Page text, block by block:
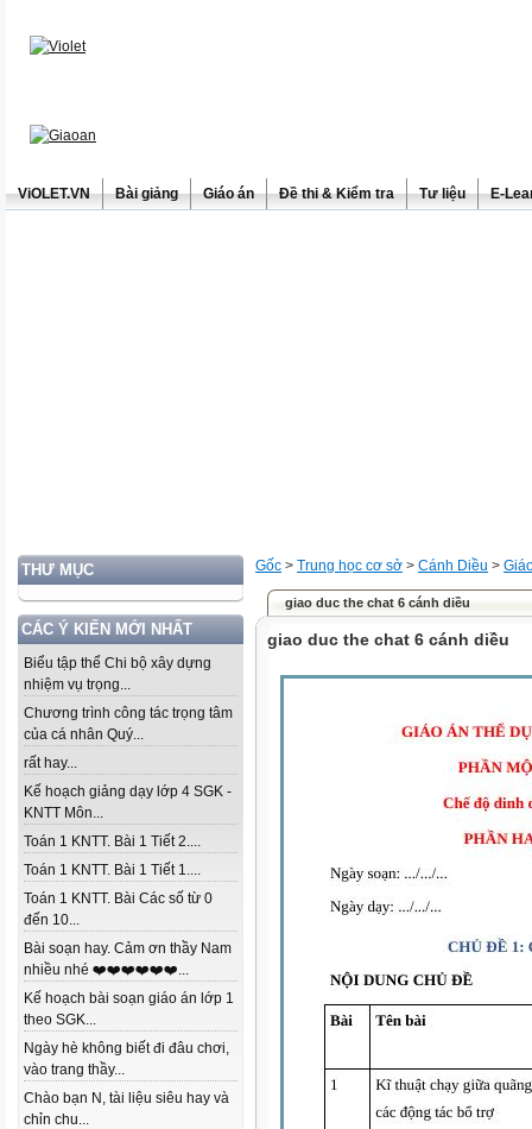
ViOLET.VN Bài giảng Giáo án Đề thi & Kiểm tra Tư liệu E-
THƯ MỤC
CÁC Ý KIẾN MỚI NHẤT
Biểu tập thể Chi bộ xây dựng
nhiệm vụ trọng...
Chương trình công tác trọng tâm
của cá nhân Quý...
rất hay...
Kế hoạch giảng dạy lớp 4 SGK -
KNTT Môn...
Toán 1 KNTT. Bài 1 Tiết 2....
Toán 1 KNTT. Bài 1 Tiết 1....
Toán 1 KNTT. Bài Các số từ 0
đến 10...
Bài soạn hay. Cảm ơn thầy Nam
nhiều nhé ❤️❤️❤️❤️❤️❤️...
Kế hoạch bài soạn giáo án lớp 1
theo SGK...
Ngày hè không biết đi đâu chơi,
vào trang thầy...
Chào bạn N, tài liệu siêu hay và
chỉn chu...
Gốc > Trung học cơ sở > Cánh Diều >
giao duc the chat 6 cánh diều
giao duc the chat 6 cánh diều